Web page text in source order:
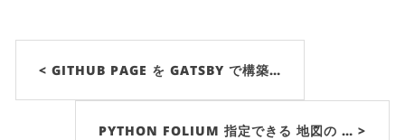
< GITHUB PAGE を GATSBY で構築…
PYTHON FOLIUM 指定できる 地図の … >